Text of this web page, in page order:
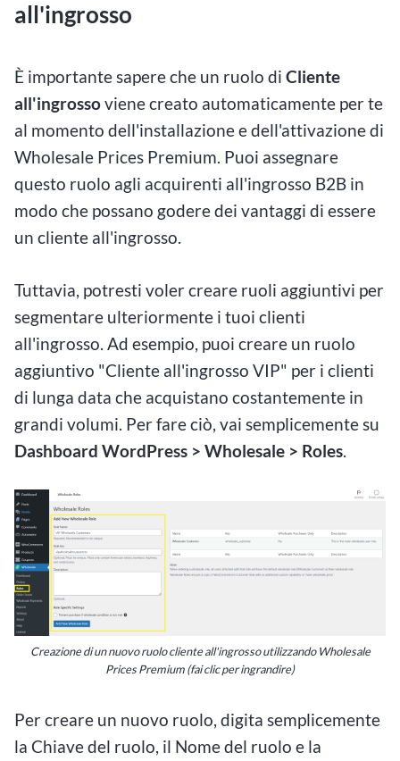
all'ingrosso
È importante sapere che un ruolo di Cliente
all'ingrossoviene creato automaticamente per te
al momento dell'installazione e dell'attivazione di
Wholesale Prices Premium. Puoi assegnare
questo ruolo agli acquirenti all'ingrosso B2B in
modo che possano godere dei vantaggi di essere
un cliente all'ingrosso.
Tuttavia, potresti voler creare ruoli aggiuntivi per
segmentare ulteriormente i tuoi clienti
all'ingrosso. Ad esempio, puoi creare un ruolo
aggiuntivo "Cliente all'ingrosso VIP" per i clienti
di lunga data che acquistano costantemente in
grandi volumi. Per fare ciò, vai semplicemente su
Dashboard WordPress > Wholesale > Roles
Creazione di un nuovo ruolo cliente all'ingrosso utilizzando Wholesale
Prices Premium (fai clic per ingrandire)
Per creare un nuovo ruolo, digita semplicemente
la Chiave del ruolo, il Nome del ruolo e la